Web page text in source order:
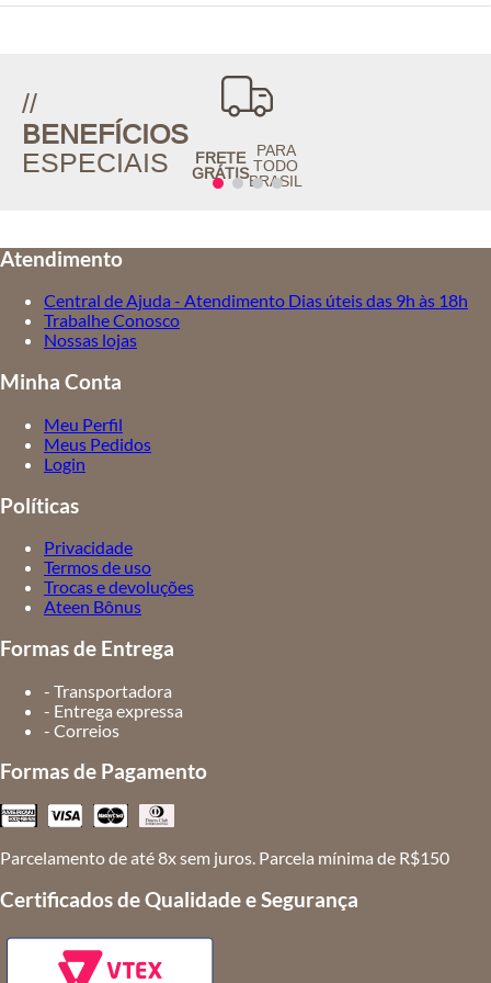
//
BENEFÍCIOS
ESPECIAIS
FRETE
GRÁTIS
PARA
TODO
BRASIL
Atendimento
Central de Ajuda - Atendimento Dias úteis das 9h às 18h
Trabalhe Conosco
Nossas lojas
Minha Conta
Meu Perfil
Meus Pedidos
Login
Políticas
Privacidade
Termos de uso
Trocas e devoluções
Ateen Bônus
Formas de Entrega
- Transportadora
- Entrega expressa
- Correios
Formas de Pagamento
Parcelamento de até 8x sem juros. Parcela mínima de R$150
Certificados de Qualidade e Segurança